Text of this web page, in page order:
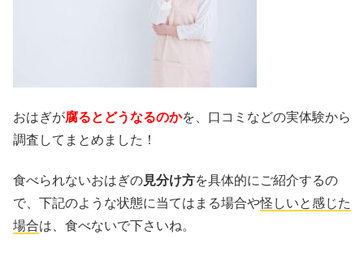
おはぎが腐るとどうなるのかを、口コミなどの実体験から
調査してまとめました！
食べられないおはぎの見分け方を具体的にご紹介するの
で、下記のような状態に当てはまる場合や怪しいと感じた
場合は、食べないで下さいね。